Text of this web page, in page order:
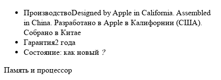
ПроизводствоDesigned by Apple in California. Assembled
in China. Разработано в Apple в Калифорнии (США).
Собрано в Китае
Гарантия2 года
Состояние: как новый ?
Память и процессор